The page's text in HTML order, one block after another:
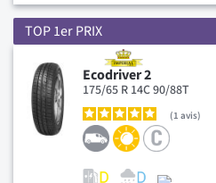
TOP 1er PRIX
Ecodriver 2
175/65 R 14C 90/88T
1 avis